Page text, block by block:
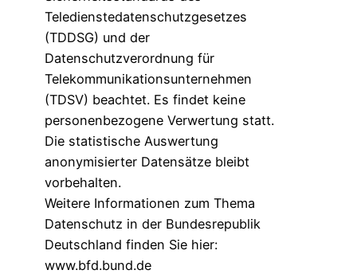
Teledienstedatenschutzgesetzes
(TDDSG) und der
Datenschutzverordnung für
Telekommunikationsunternehmen
(TDSV) beachtet. Es findet keine
personenbezogene Verwertung statt.
Die statistische Auswertung
anonymisierter Datensätze bleibt
vorbehalten.
Weitere Informationen zum Thema
Datenschutz in der Bundesrepublik
Deutschland finden Sie hier:
www.bfd.bund.de